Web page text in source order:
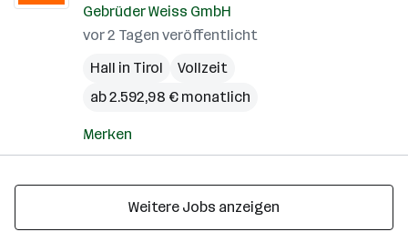
Gebrüder Weiss GmbH
vor 2 Tagen veröffentlicht
Hall in Tirol
Vollzeit
ab 2.592,98 € monatlich
Merken
Weitere Jobs anzeigen